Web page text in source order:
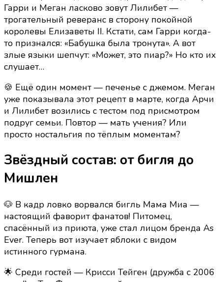
Гарри и Меган ласково зовут Лилибет —
трогательный реверанс в сторону покойной
королевы Елизаветы II. Кстати, сам Гарри когда-
то признался: «Бабушка была тронута». А вот
злые языки шепчут: «Может, это пиар?» Но кто их
слушает…
🍪 Ещё один момент — печенье с джемом. Меган
уже показывала этот рецепт в марте, когда Арчи
и Лилибет возились с тестом под присмотром
подруг семьи. Повтор — мать учения? Или
просто ностальгия по тёплым моментам?
Звёздный состав: от бигля до
Мишлен
🐶 В кадр ловко ворвался бигль Мама Миа —
настоящий фаворит фанатов! Питомец,
спасённый из приюта, уже стал лицом бренда As
Ever. Теперь вот изучает яблоки с видом
истинного гурмана.
🌟 Среди гостей — Крисси Тейген (дружба с 2006